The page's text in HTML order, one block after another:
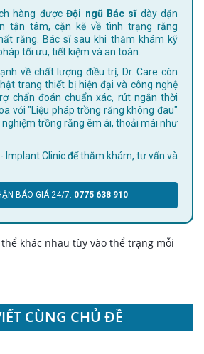
hàng đượcĐội ngũ Bác sĩdày dặn
tận tâm, cặn kẽ về tình trạng răng
răng. Bác sĩ sau khi thăm khám kỹ
tối ưu, tiết kiệm và an toàn.
trang thiết bị hiện đại và công nghệ
chẩn đoán chuẩn xác, rút ngắn thời
với "Liệu pháp trồng răng không đau"
trồng răng êm ái, thoải mái như
BÁO GIÁ 24/7: 0775 638 910
khác nhau tùy vào thể trạng mỗi
CÙNG CHỦ ĐỀ